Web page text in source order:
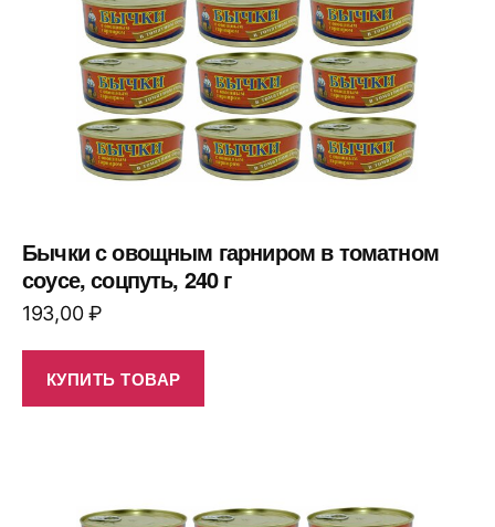
Бычки с овощным гарниром в томатном
соусе, соцпуть, 240 г
193,00₽
КУПИТЬ ТОВАР